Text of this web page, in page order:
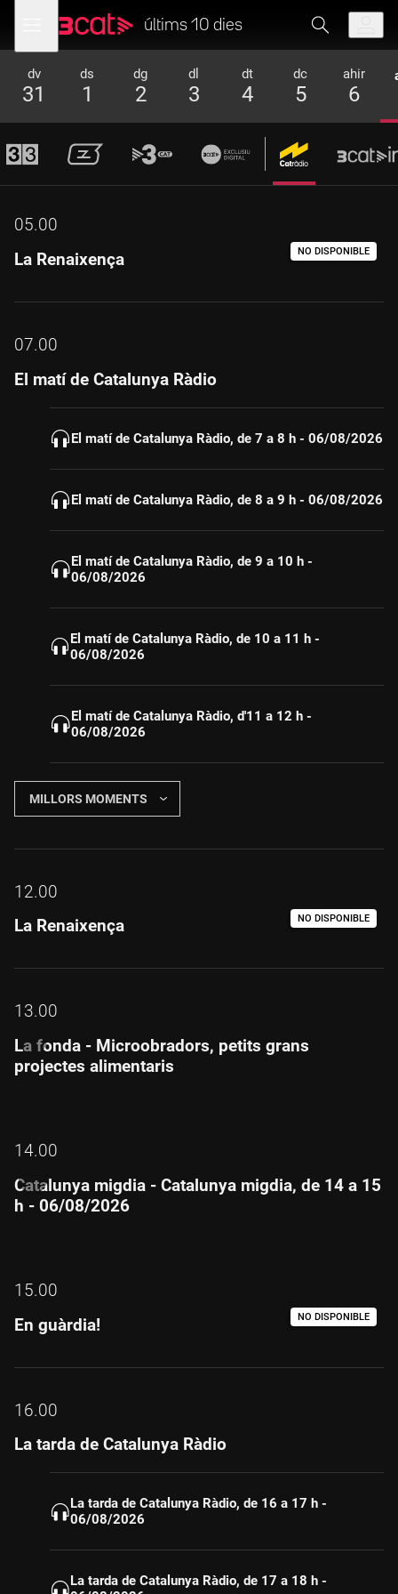
navegació
principal
menú
de
últims 10 dies
dv
31
ds
1
dg
2
dl
3
dt
4
dc
5
ahir
6
05.00
NO DISPONIBLE
La Renaixença
07.00
El matí de Catalunya Ràdio
El matí de Catalunya Ràdio, de 7 a 8 h - 06/08/2026
El matí de Catalunya Ràdio, de 8 a 9 h - 06/08/2026
El matí de Catalunya Ràdio, de 9 a 10 h -
06/08/2026
El matí de Catalunya Ràdio, de 10 a 11 h -
06/08/2026
El matí de Catalunya Ràdio, d'11 a 12 h -
06/08/2026
MILLORS MOMENTS
12.00
NO DISPONIBLE
La Renaixença
13.00
La fonda - Microobradors, petits grans
projectes alimentaris
14.00
Catalunya migdia - Catalunya migdia, de 14 a 15
h - 06/08/2026
15.00
NO DISPONIBLE
En guàrdia!
16.00
La tarda de Catalunya Ràdio
La tarda de Catalunya Ràdio, de 16 a 17 h -
06/08/2026
La tarda de Catalunya Ràdio, de 17 a 18 h -